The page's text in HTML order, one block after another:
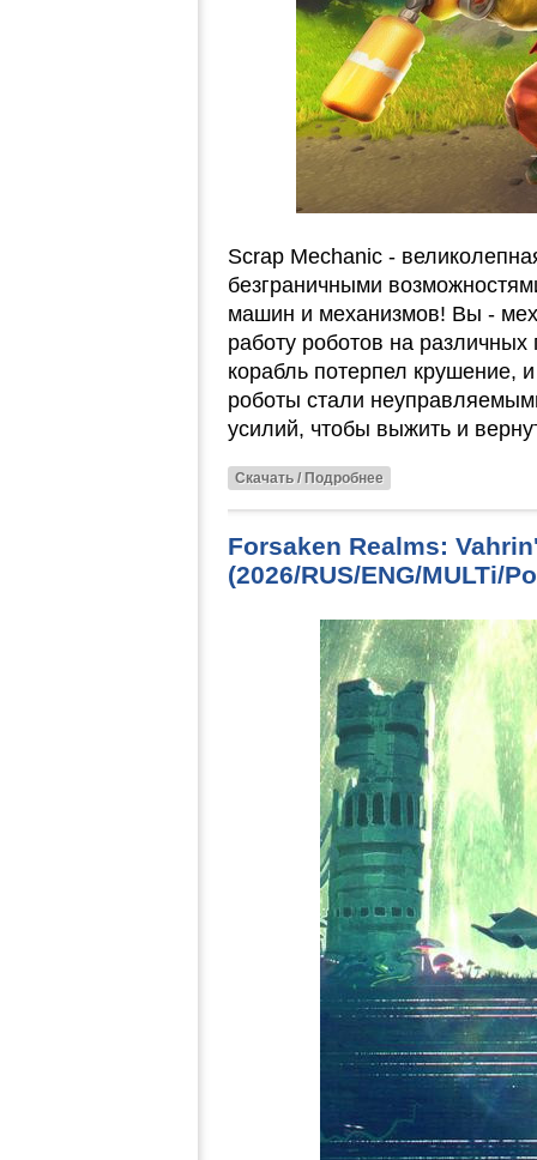
Scrap Mechanic -
безграничными
машин и механизмов! Вы -
работу роботов на
корабль потерпел крушение,
роботы стали
усилий, чтобы выжить и
Скачать / Подробнее
Forsaken Realms:
(2026/RUS/ENG/MULTi/